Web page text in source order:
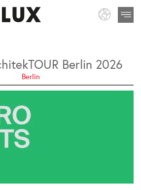
Berlin 2026
Berlin